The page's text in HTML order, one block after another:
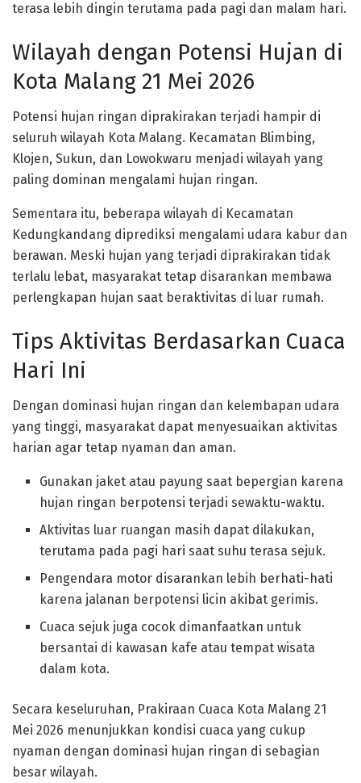
terasa lebih dingin terutama pada pagi dan malam hari.
Wilayah dengan Potensi Hujan di
Kota Malang 21 Mei 2026
Potensi hujan ringan diprakirakan terjadi hampir di
seluruh wilayah Kota Malang. Kecamatan Blimbing,
Klojen, Sukun, dan Lowokwaru menjadi wilayah yang
paling dominan mengalami hujan ringan.
Sementara itu, beberapa wilayah di Kecamatan
Kedungkandang diprediksi mengalami udara kabur dan
berawan. Meski hujan yang terjadi diprakirakan tidak
terlalu lebat, masyarakat tetap disarankan membawa
perlengkapan hujan saat beraktivitas di luar rumah.
Tips Aktivitas Berdasarkan Cuaca
Hari Ini
Dengan dominasi hujan ringan dan kelembapan udara
yang tinggi, masyarakat dapat menyesuaikan aktivitas
harian agar tetap nyaman dan aman.
Gunakan jaket atau payung saat bepergian karena
hujan ringan berpotensi terjadi sewaktu-waktu.
Aktivitas luar ruangan masih dapat dilakukan,
terutama pada pagi hari saat suhu terasa sejuk.
Pengendara motor disarankan lebih berhati-hati
karena jalanan berpotensi licin akibat gerimis.
Cuaca sejuk juga cocok dimanfaatkan untuk
bersantai di kawasan kafe atau tempat wisata
dalam kota.
Secara keseluruhan, Prakiraan Cuaca Kota Malang 21
Mei 2026 menunjukkan kondisi cuaca yang cukup
nyaman dengan dominasi hujan ringan di sebagian
besar wilayah.